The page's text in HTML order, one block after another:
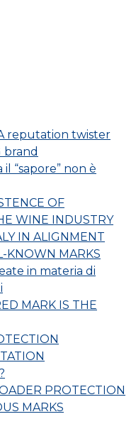
reputation twister
brand
“sapore” non è
OF
WINE INDUSTRY
IN ALIGNMENT
KNOWN MARKS
in materia di
MARK IS THE
PROTECTION
MARKS